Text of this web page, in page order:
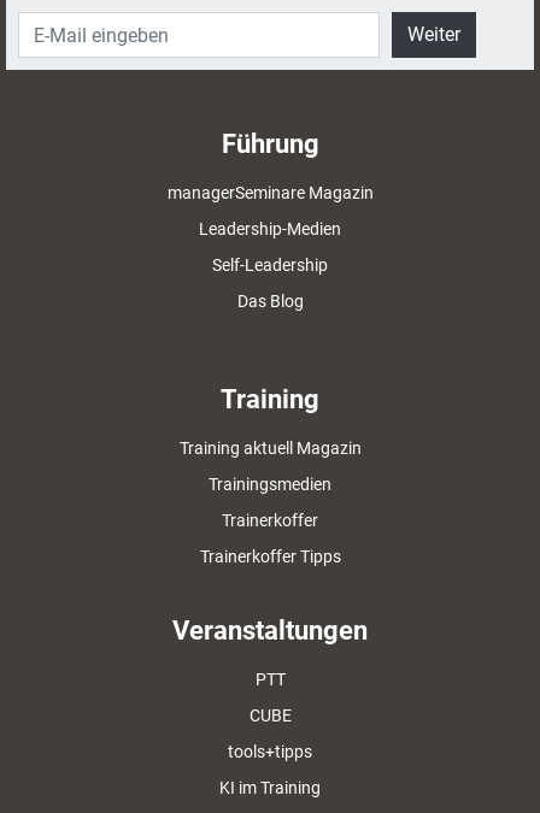
Weiter
Führung
managerSeminare Magazin
Leadership-Medien
Self-Leadership
Das Blog
Training
Training aktuell Magazin
Trainingsmedien
Trainerkoffer
Trainerkoffer Tipps
Veranstaltungen
PTT
CUBE
tools+tipps
KI im Training